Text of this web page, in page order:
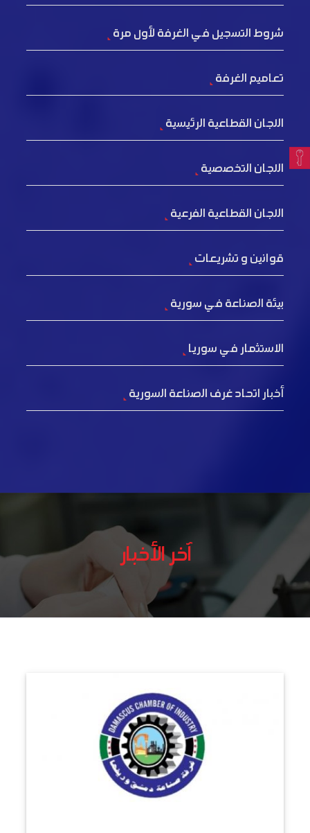
شروط التسجيل في الغرفة لأول مرة
تعاميم الغرفة
اللجان القطاعية الرئيسية
اللجان التخصصية
اللجان القطاعية الفرعية
قوانين و تشريعات
بيئة الصناعة في سورية
الاستثمار في سوريا
أخبار اتحاد غرف الصناعة السورية
آخر الأخبار